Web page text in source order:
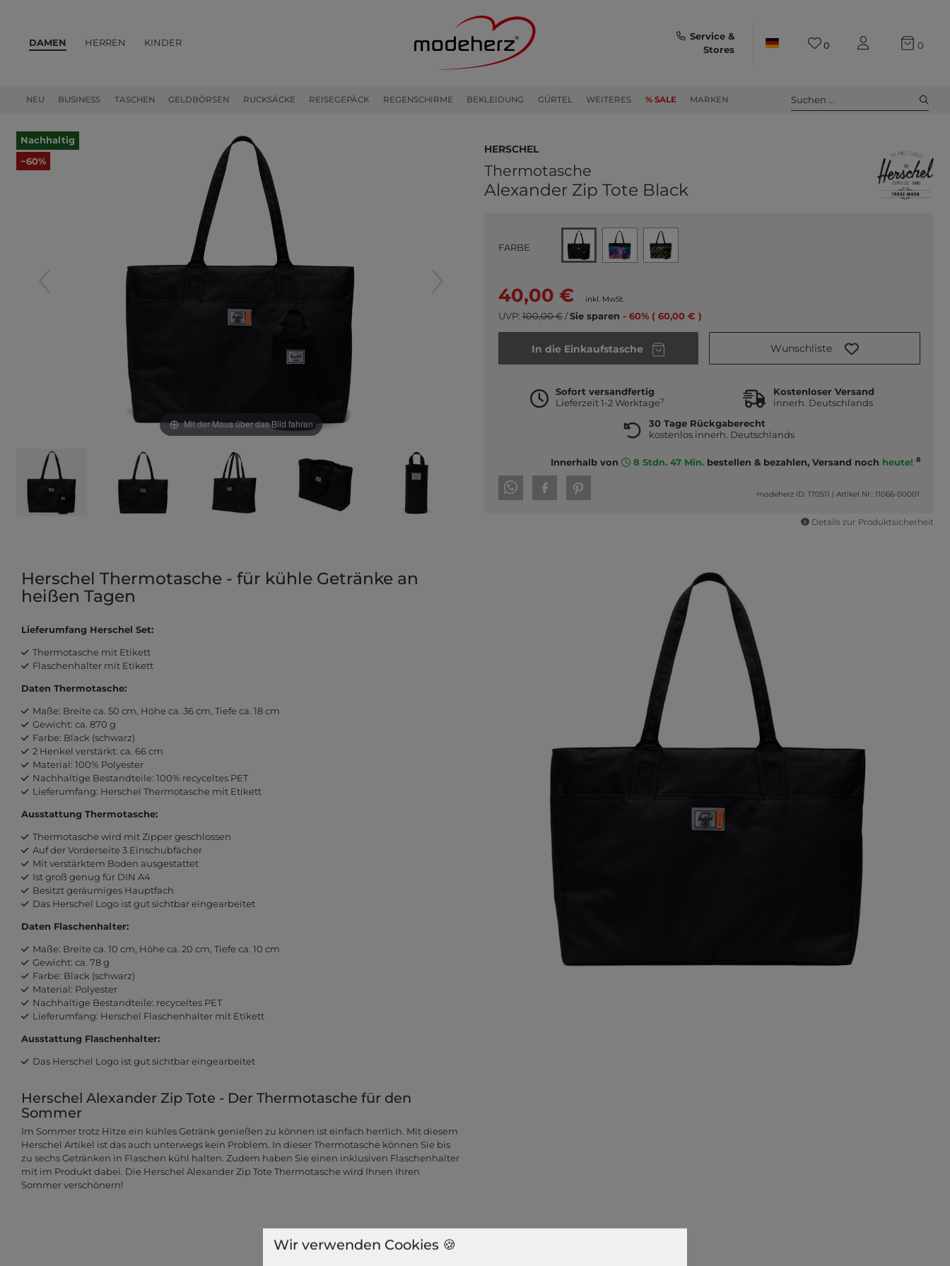
DAMEN
NEU BUSINESS TASCHEN GELDBÖRSEN RUCKSÄCKE REISEGEPÄCK REGENSCHIRME BEKLEIDUNG GÜRTEL WEITERES % SALE MARKEN
HERREN KINDER
Service &
Stores
0 0
Suchen ...
Nachhaltig
−60%
Mit der Maus über das Bild fahren
Herschel
Thermotasche
Alexander Zip Tote Black
FARBE
40,00 € inkl. MwSt.
UVP: 100,00 €/Sie sparen - 60% ( 60,00 € )
In die Einkaufstasche Wunschliste
Sofort versandfertig
Lieferzeit 1-2 Werktage7
Kostenloser Versand
innerh. Deutschlands
30 Tage Rückgaberecht
kostenlos innerh. Deutschlands
Innerhalb von 8 Stdn. 47 Min.bestellen & bezahlen, Versand noch heute! 8
modeherz ID: 170511 |Artikel Nr.: 11066-00001
Details zur Produktsicherheit
Herschel Thermotasche - für kühle Getränke an
heißen Tagen
Lieferumfang Herschel Set:
Thermotasche mit Etikett
Flaschenhalter mit Etikett
Daten Thermotasche:
Maße: Breite ca. 50 cm, Höhe ca. 36 cm, Tiefe ca. 18 cm
Gewicht: ca. 870 g
Farbe: Black (schwarz)
2 Henkel verstärkt: ca. 66 cm
Material: 100% Polyester
Nachhaltige Bestandteile: 100% recyceltes PET
Lieferumfang: Herschel Thermotasche mit Etikett
Ausstattung Thermotasche:
Thermotasche wird mit Zipper geschlossen
Auf der Vorderseite 3 Einschubfächer
Mit verstärktem Boden ausgestattet
Ist groß genug für DIN A4
Besitzt geräumiges Hauptfach
Das Herschel Logo ist gut sichtbar eingearbeitet
Daten Flaschenhalter:
Maße: Breite ca. 10 cm, Höhe ca. 20 cm, Tiefe ca. 10 cm
Gewicht: ca. 78 g
Farbe: Black (schwarz)
Material: Polyester
Nachhaltige Bestandteile: recyceltes PET
Lieferumfang: Herschel Flaschenhalter mit Etikett
Ausstattung Flaschenhalter:
Das Herschel Logo ist gut sichtbar eingearbeitet
Herschel Alexander Zip Tote - Der Thermotasche für den
Sommer
Im Sommer trotz Hitze ein kühles Getränk genießen zu können ist einfach herrlich. Mit diesem
Herschel Artikel ist das auch unterwegs kein Problem. In dieser Thermotasche können Sie bis
zu sechs Getränken in Flaschen kühl halten. Zudem haben Sie einen inklusiven Flaschenhalter
mit im Produkt dabei. Die Herschel Alexander Zip Tote Thermotasche wird Ihnen Ihren
Sommer verschönern!
Wir verwenden Cookies 🍪